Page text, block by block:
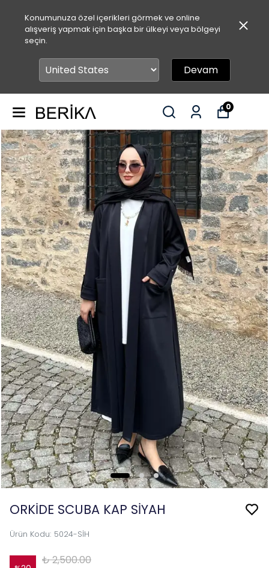
Konumunuza özel içerikleri görmek ve online
alışveriş yapmak için başka bir ülkeyi veya bölgeyi
seçin.
Devam
0
ORKİDE SCUBA KAP SİYAH
Ürün Kodu: 5024-SİH
₺ 2,500.00